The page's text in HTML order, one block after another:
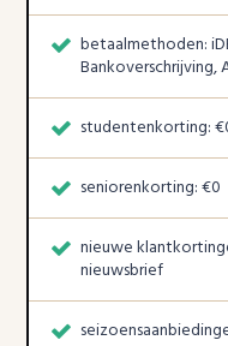
betaalmethoden:
Bankoverschrijving,
studentenkorting:
seniorenkorting: €0
nieuwe
nieuwsbrief